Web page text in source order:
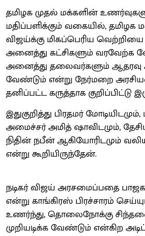
தமிழக முதல் மக்களின்
மதிப்பளிக்கும் வகையில், தமிழக
விஜய்க்கு மிகப்பெரிய
அனைத்து கட்சிகளும் வரவேற்க
அனைத்து தலைவர்களும் ஆதரவு
வேண்டும் என்று நேர்மறை
தனிப்பட்ட கருத்தாக குறிப்பிட்டு
இதுகுறித்து பிரதமர்
அமைச்சர் அமித் ஷாவிடமும்,
நிதின் நபீன் ஆகியோரிடமும்
என்று கூறியிருந்தேன்.
நடிகர் விஜய் அரசமைப்பதை பாஜக
என்று காங்கிரஸ் பிரச்சாரம்
உணர்ந்து, தொலைநோக்கு
முறியடிக்க வேண்டும் என்கிற